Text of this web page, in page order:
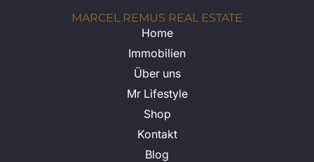
MARCEL REMUS REAL ESTATE
Home
Immobilien
Über uns
Mr Lifestyle
Shop
Kontakt
Blog